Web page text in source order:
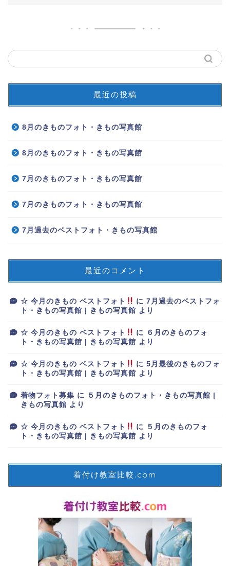
最近の投稿
8月のきものフォト・きもの写真館
8月のきものフォト・きもの写真館
7月のきものフォト・きもの写真館
7月のきものフォト・きもの写真館
7月過去のベストフォト・きもの写真館
最近のコメント
☆ 今月のきもの ベストフォト に7月過去のベストフォ
ト・きもの写真館 | きもの写真館 より
☆ 今月のきもの ベストフォト に
６月のきものフォ
ト・きもの写真館 | きもの写真館 より
☆ 今月のきもの ベストフォト に5月最後のきものフォ
ト・きもの写真館 | きもの写真館 より
着物フォト募集 に
５月のきものフォト・きもの写真館 |
きもの写真館 より
☆ 今月のきもの ベストフォト に
５月のきものフォ
ト・きもの写真館 | きもの写真館 より
着付け教室比較.com